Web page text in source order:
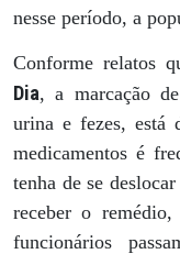
nesse período, a
Conforme relatos
Dia, a marcação
urina e fezes, está
medicamentos é
tenha de se
receber o
funcionários